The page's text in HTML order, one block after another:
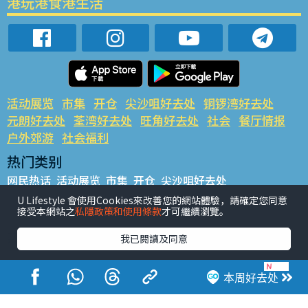
本周好去处
活动展览 市集 开仓 尖沙咀好去处 铜锣湾好去处
元朗好去处 荃湾好去处 旺角好去处 社会 餐厅情报
户外郊游 社会福利
热门类别
网民热话 活动展览 市集 开仓 尖沙咀好去处
铜锣湾好去处 元朗好去处 荃湾好去处 旺角好去处 社会
餐厅情报 户外郊游
热门标签
#UGO揾好去处 #人气活动推介 #美食社群热话
#亲子玩乐好去处
#ULifestyle应用程式
#限时抢
#UJetso礼物放送
#ULifestyle商户中心 #著数 #网络热话
U Lifestyle 會使用Cookies來改善您的網站體驗，請確定您同意
接受本網站之私隱政策和使用條款才可繼續瀏覽。
我已閱讀及同意